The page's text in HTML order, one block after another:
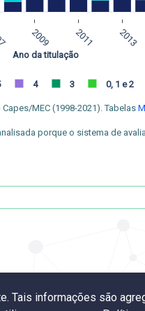
2009 2011 2013
4 3 0, 1 e 2
Ano da titulação
MEC (1998-2021). Tabelas
porque o sistema de
Tais informações são